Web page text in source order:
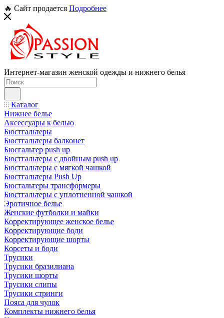
🔥 Сайт продается Подробнее
Интернет-магазин женской одежды и нижнего белья
Каталог
Нижнее белье
Аксессуары к белью
Бюстгальтеры
Бюстгальтеры балконет
Бюсгальтер push up
Бюстгальтеры с двойным push up
Бюстгальтеры с мягкой чашкой
Бюстгальтеры Push Up
Бюстальтеры трансформеры
Бюстгальтеры с уплотненной чашкой
Эротичное белье
Женские футболки и майки
Корректирующее женское белье
Корректирующие боди
Корректирующие шорты
Корсеты и боди
Трусики
Трусики бразилиана
Трусики шорты
Трусики слипы
Трусики стринги
Пояса для чулок
Комплекты нижнего белья